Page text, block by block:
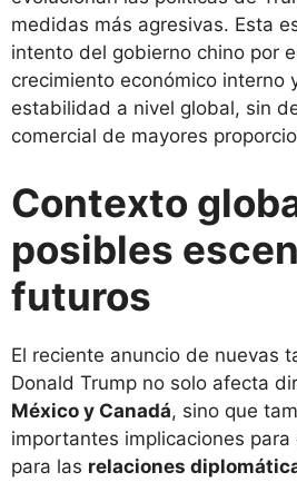
medidas más agresivas. Esta
intento del gobierno chino por
crecimiento económico interno
estabilidad a nivel global, sin
comercial de mayores
Contexto
posibles
futuros
El reciente anuncio de nuevas
Donald Trump no solo afecta
México y Canadá, sino que
importantes implicaciones para
para las relaciones